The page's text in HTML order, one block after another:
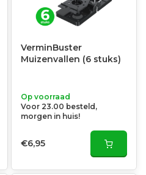
VerminBuster
Muizenvallen (6 stuks)
Op voorraad
Voor 23.00 besteld,
morgen in huis!
€6,95